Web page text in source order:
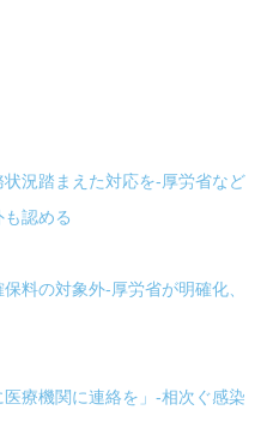
況踏まえた対応を-厚労省など
認める
料の対象外-厚労省が明確化、
医療機関に連絡を」-相次ぐ感染